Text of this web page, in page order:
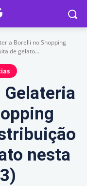
Borelli no Shopping
de gelato...
Gelateria
nesta